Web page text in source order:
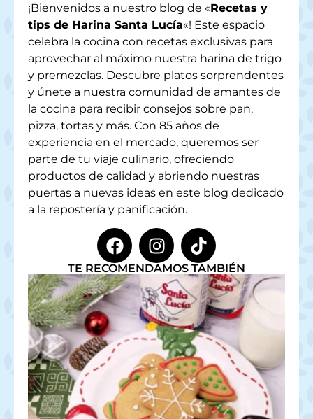
¡Bienvenidos a nuestro blog de «Recetas y
tips de Harina Santa Lucía«! Este espacio
celebra la cocina con recetas exclusivas para
aprovechar al máximo nuestra harina de trigo
y premezclas. Descubre platos sorprendentes
y únete a nuestra comunidad de amantes de
la cocina para recibir consejos sobre pan,
pizza, tortas y más. Con 85 años de
experiencia en el mercado, queremos ser
parte de tu viaje culinario, ofreciendo
productos de calidad y abriendo nuestras
puertas a nuevas ideas en este blog dedicado
a la repostería y panificación.
TE RECOMENDAMOS TAMBIÉN